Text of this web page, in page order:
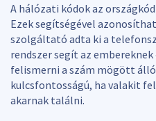
A hálózati kódok az
Ezek segítségével
szolgáltató adta ki a
rendszer segít az
felismerni a szám mögött
kulcsfontosságú, ha valakit
akarnak találni.